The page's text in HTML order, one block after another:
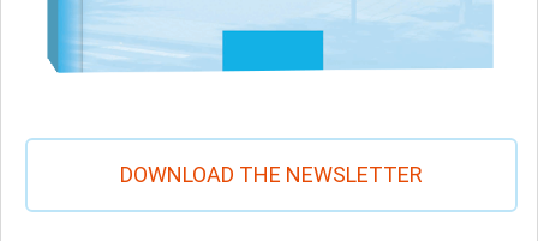
DOWNLOAD THE NEWSLETTER